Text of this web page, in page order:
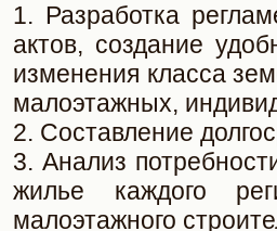
1. Разработка
актов, создание
изменения класса
малоэтажных,
2. Составление
3. Анализ
жилье каждого
малоэтажного